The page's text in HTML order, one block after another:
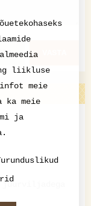
liikluse
meie
ka meie
ja